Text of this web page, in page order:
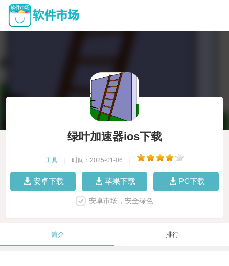
绿叶加速器ios下载
工具 时间：2025-01-06
安卓下载 苹果下载 PC下载
安卓市场，安全绿色
简介 排行